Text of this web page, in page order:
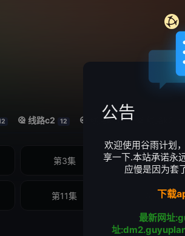
温柔，正在这个毫不温柔的世界里激起阵
线路c2 12 线路k 12
第3集 第4集
第11集 第12集
公告
欢迎使用谷雨计划
享一下.本站承诺永
应慢是因为套
下载
最新网址
址